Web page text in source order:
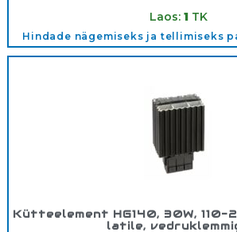
Laos: 1TK
Hindade nägemiseks ja tellimiseks
Kütteelement HG140, 30W, 110-
latile,